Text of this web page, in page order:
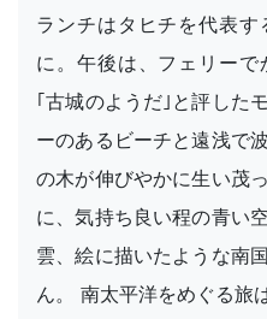
ランチはタヒチを代表
に。午後は、フェリー
｢古城のようだ｣と評した
ーのあるビーチと遠浅で
の木が伸びやかに生い茂
に、気持ち良い程の青い
雲、絵に描いたような南
ん。 南太平洋をめぐる旅